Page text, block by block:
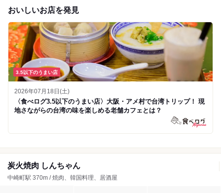
おいしいお店を発見
3.5以下のうまい店
2026年07月18日(土)
〈食べログ3.5以下のうまい店〉大阪・アメ村で台湾トリップ！ 現
地さながらの台湾の味を楽しめる老舗カフェとは？
炭火焼肉 しんちゃん
中崎町駅 370m / 焼肉、韓国料理、居酒屋